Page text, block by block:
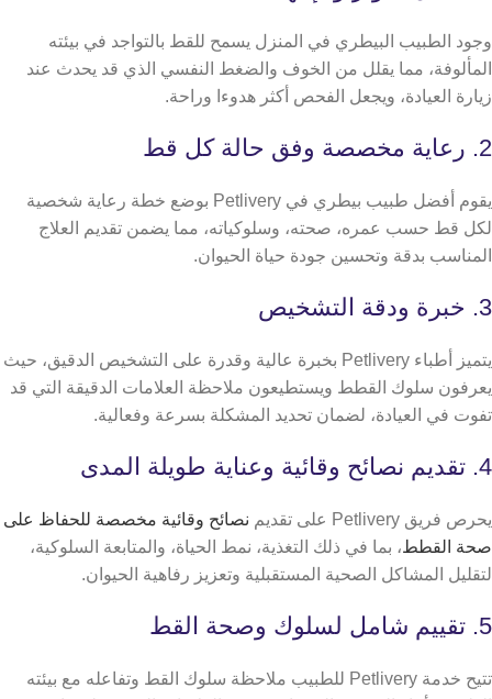
وجود الطبيب البيطري في المنزل يسمح للقط بالتواجد في بيئته
المألوفة، مما يقلل من الخوف والضغط النفسي الذي قد يحدث عند
زيارة العيادة، ويجعل الفحص أكثر هدوءا وراحة.
2. رعاية مخصصة وفق حالة كل قط
يقوم أفضل طبيب بيطري في Petlivery بوضع خطة رعاية شخصية
لكل قط حسب عمره، صحته، وسلوكياته، مما يضمن تقديم العلاج
المناسب بدقة وتحسين جودة حياة الحيوان.
3. خبرة ودقة التشخيص
يتميز أطباء Petlivery بخبرة عالية وقدرة على التشخيص الدقيق، حيث
يعرفون سلوك القطط ويستطيعون ملاحظة العلامات الدقيقة التي قد
تفوت في العيادة، لضمان تحديد المشكلة بسرعة وفعالية.
4. تقديم نصائح وقائية وعناية طويلة المدى
يحرص فريق Petlivery على تقديم
نصائح وقائية مخصصة للحفاظ على
صحة القطط، بما في ذلك التغذية، نمط الحياة، والمتابعة السلوكية،
لتقليل المشاكل الصحية المستقبلية وتعزيز رفاهية الحيوان.
5. تقييم شامل لسلوك وصحة القط
تتيح خدمة Petlivery للطبيب ملاحظة سلوك القط وتفاعله مع بيئته